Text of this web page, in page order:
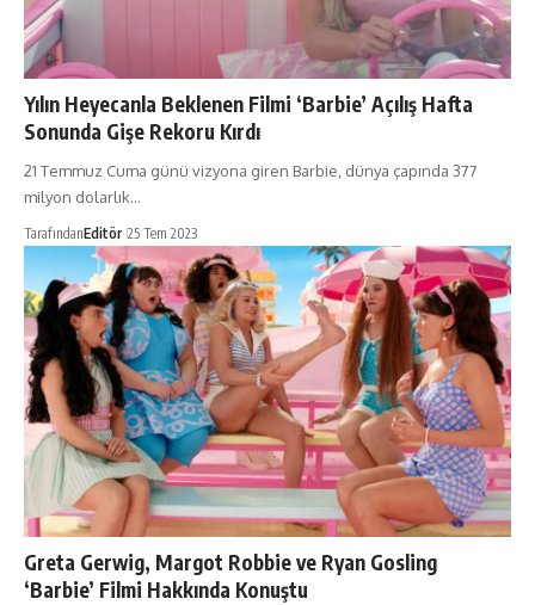
Yılın Heyecanla Beklenen Filmi ‘Barbie’ Açılış Hafta
Sonunda Gişe Rekoru Kırdı
21 Temmuz Cuma günü vizyona giren Barbie, dünya çapında 377
milyon dolarlık…
TarafındanEditör 25 Tem 2023
Greta Gerwig, Margot Robbie ve Ryan Gosling
‘Barbie’ Filmi Hakkında Konuştu